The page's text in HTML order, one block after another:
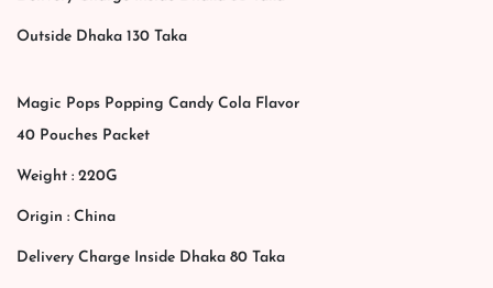
Outside Dhaka 130 Taka
Magic Pops Popping Candy Cola Flavor
40 Pouches Packet
Weight : 220G
Origin : China
Delivery Charge Inside Dhaka 80 Taka